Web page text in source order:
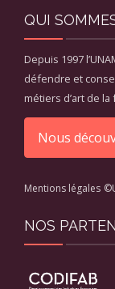
QUI
Depuis 1997
défendre et
métiers d’art de
Nous
Mentions légales
NOS